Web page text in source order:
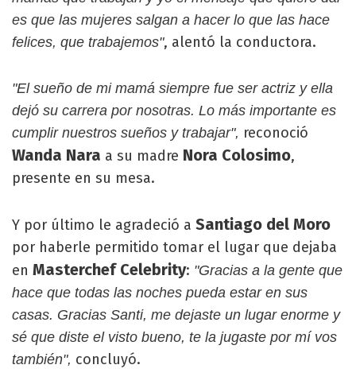
es que las mujeres salgan a hacer lo que las hace
felices, que trabajemos", alentó la conductora.
"El sueño de mi mamá siempre fue ser actriz y ella
dejó su carrera por nosotras. Lo más importante es
cumplir nuestros sueños y trabajar", reconoció
Wanda Nara a su madre Nora Colosimo,
presente en su mesa.
Y por último le agradeció a Santiago del Moro
por haberle permitido tomar el lugar que dejaba
en Masterchef Celebrity: "Gracias a la gente que
hace que todas las noches pueda estar en sus
casas. Gracias Santi, me dejaste un lugar enorme y
sé que diste el visto bueno, te la jugaste por mí vos
también", concluyó.